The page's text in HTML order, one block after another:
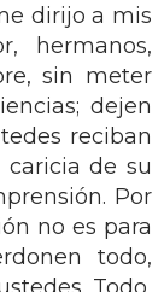
dirijo a mis
hermanos,
sin meter
dejen
reciban
caricia de su
Por
no es para
todo,